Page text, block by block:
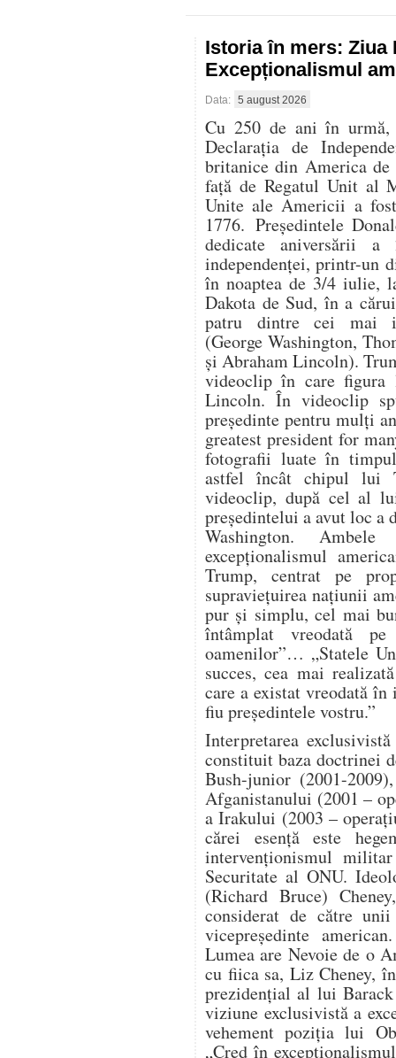
Istoria în mers: Ziua
Excepționalismul
Data: 5 august 2026
Cu 250 de ani în
Declarația de
britanice din America de
față de Regatul Unit al
Unite ale Americii a
1776. Președintele
dedicate aniversării
independenței, printr-un
în noaptea de 3/4 iulie,
Dakota de Sud, în a
patru dintre cei mai
(George Washington,
și Abraham Lincoln).
videoclip în care figura
Lincoln. În videoclip
președinte pentru mulți
greatest president for
fotografii luate în
astfel încât chipul lui
videoclip, după cel al
președintelui a avut loc a
Washington.
excepționalismul
Trump, centrat pe
supraviețuirea națiunii
pur și simplu, cel mai
întâmplat vreodată
oamenilor”… „Statele
succes, cea mai
care a existat vreodată
fiu președintele vostru.”
Interpretarea
constituit baza doctrinei
Bush-junior (2001-
Afganistanului (2001 –
a Irakului (2003 –
cărei esență este
intervenționismul
Securitate al ONU.
(Richard Bruce)
considerat de către
vicepreședinte
Lumea are Nevoie de o
cu fiica sa, Liz Cheney,
prezidențial al lui Barack
viziune exclusivistă a
vehement poziția lui
„Cred în